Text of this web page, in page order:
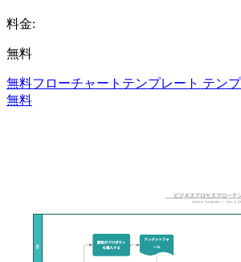
料金:
無料
無料フローチャートテンプレート テン
無料